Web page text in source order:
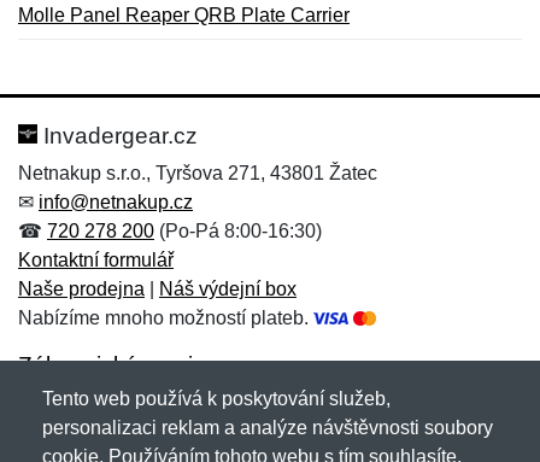
Molle Panel Reaper QRB Plate Carrier
Hodnocení:
Jméno: *
Zpráva*
Jméno:
E-mail:*
Invadergear.cz
Netnakup s.r.o., Tyršova 271, 43801 Žatec
✉ info@netnakup.cz
☎ 720 278 200 (Po-Pá 8:00-16:30)
Kontaktní formulář
Naše prodejna
Náš výdejní box
Nabízíme mnoho možností plateb.
Zákaznický servis
Novinky emailem
Tento web používá k poskytování služeb,
personalizaci reklam a analýze návštěvnosti soubory
cookie. Používáním tohoto webu s tím souhlasíte.